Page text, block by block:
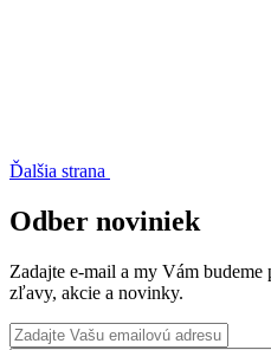
Ďalšia strana
Odber noviniek
Zadajte e-mail a my Vám
zľavy, akcie a novinky.